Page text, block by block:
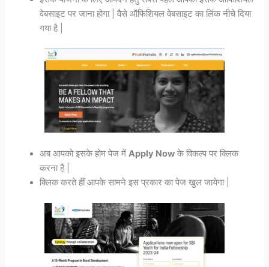
वेबसाइट पर जाना होगा | वैसे ऑफिशियल वेबसाइट का लिंक नीचे दिया
गया है |
अब आपको इसके होम पेज मेंApply Now के विकल्प पर क्लिक
करना है |
क्लिक करते हीं आपके सामने इस प्रकार का पेज खुल जायेगा |